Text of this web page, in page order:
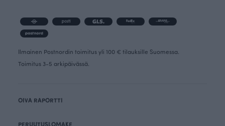
Ilmainen Postnordin toimitus yli 100 € tilauksille Suomessa.
Toimitus 3-5 arkipäivässä.
OIVA RAPORTTI
PERUUTUSLOMAKE